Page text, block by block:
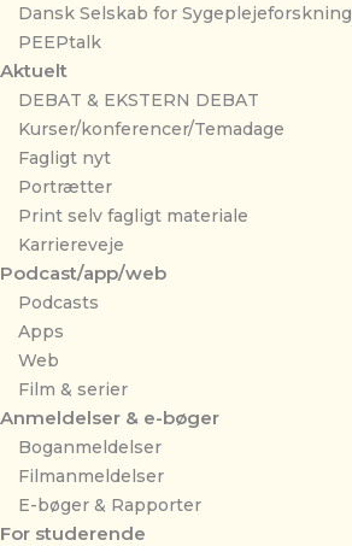
Dansk Selskab for Sygeplejeforskning
PEEPtalk
Aktuelt
DEBAT & EKSTERN DEBAT
Kurser/konferencer/Temadage
Fagligt nyt
Portrætter
Print selv fagligt materiale
Karriereveje
Podcast/app/web
Podcasts
Apps
Web
Film & serier
Anmeldelser & e-bøger
Boganmeldelser
Filmanmeldelser
E-bøger & Rapporter
For studerende